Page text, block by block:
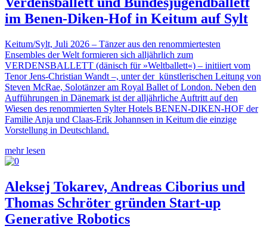
im Benen-Diken-Hof in Keitum auf Sylt
Keitum/Sylt, Juli 2026 – Tänzer aus den renommiertesten
Ensembles der Welt formieren sich alljährlich zum
VERDENSBALLETT (dänisch für »Weltballett«) – initiiert vom
Tenor Jens-Christian Wandt –, unter der künstlerischen Leitung von
Steven McRae, Solotänzer am Royal Ballet of London. Neben den
Aufführungen in Dänemark ist der alljährliche Auftritt auf den
Wiesen des renommierten Sylter Hotels BENEN-DIKEN-HOF der
Familie Anja und Claas-Erik Johannsen in Keitum die einzige
Vorstellung in Deutschland.
mehr lesen
Aleksej Tokarev, Andreas Ciborius und
Thomas Schröter gründen Start-up
Generative Robotics